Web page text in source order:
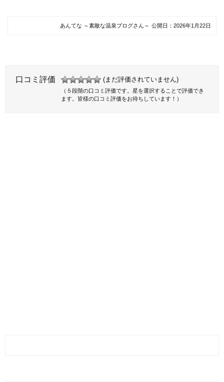
あんてな ～素敵な温泉ブログさん～ 公開日： 2026年1月22日
口コミ評価 (まだ評価されていません)
（５段階の口コミ評価です。星を選択することで評価でき
ます。皆様の口コミ評価をお待ちしています！）